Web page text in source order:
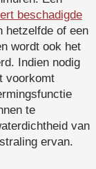
beschadigde
hetzelfde of een
wordt ook het
Indien nodig
voorkomt
te
van
ervan.